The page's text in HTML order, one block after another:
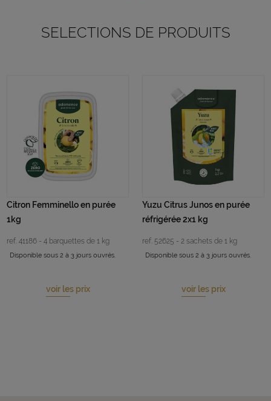
SELECTIONS DE PRODUITS
Citron Femminello en purée
1kg
ref. 41186 - 4 barquettes de 1 kg
Disponible sous 2 à 3 jours ouvrés.
voir les prix
Yuzu Citrus Junos en purée
réfrigérée 2x1 kg
ref. 52625 - 2 sachets de 1 kg
Disponible sous 2 à 3 jours ouvrés.
voir les prix